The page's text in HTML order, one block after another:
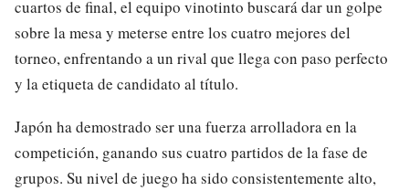
cuartos de final, el equipo vinotinto buscará dar un golpe
sobre la mesa y meterse entre los cuatro mejores del
torneo, enfrentando a un rival que llega con paso perfecto
y la etiqueta de candidato al título.
Japón ha demostrado ser una fuerza arrolladora en la
competición, ganando sus cuatro partidos de la fase de
grupos. Su nivel de juego ha sido consistentemente alto,